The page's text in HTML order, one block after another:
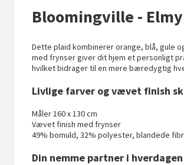
Bloomingville -
Dette plaid kombinerer orange, blå, gule
med frynser giver dit hjem et personligt
hvilket bidrager til en mere bæredygtig
Livlige farver og vævet finish
Måler 160 x 130 cm
Vævet finish med frynser
49% bomuld, 32% polyester, blandede
Din nemme partner i hverdagen